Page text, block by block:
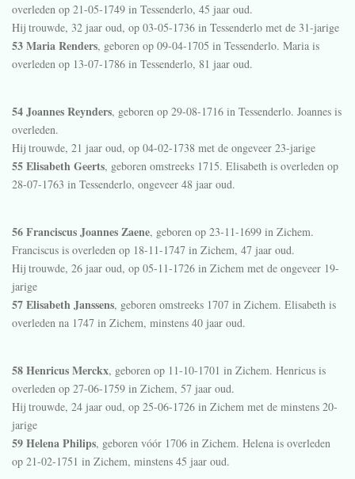
overleden op 21-05-1749 in Tessenderlo, 45 jaar oud.
Hij trouwde, 32 jaar oud, op 03-05-1736 in Tessenderlo met de 31-jarige
53 Maria Renders, geboren op 09-04-1705 in Tessenderlo. Maria is
overleden op 13-07-1786 in Tessenderlo, 81 jaar oud.
54 Joannes Reynders, geboren op 29-08-1716 in Tessenderlo. Joannes is
overleden.
Hij trouwde, 21 jaar oud, op 04-02-1738 met de ongeveer 23-jarige
55 Elisabeth Geerts, geboren omstreeks 1715. Elisabeth is overleden op
28-07-1763 in Tessenderlo, ongeveer 48 jaar oud.
56 Franciscus Joannes Zaene, geboren op 23-11-1699 in Zichem.
Franciscus is overleden op 18-11-1747 in Zichem, 47 jaar oud.
Hij trouwde, 26 jaar oud, op 05-11-1726 in Zichem met de ongeveer 19-
jarige
57 Elisabeth Janssens, geboren omstreeks 1707 in Zichem. Elisabeth is
overleden na 1747 in Zichem, minstens 40 jaar oud.
58 Henricus Merckx, geboren op 11-10-1701 in Zichem. Henricus is
overleden op 27-06-1759 in Zichem, 57 jaar oud.
Hij trouwde, 24 jaar oud, op 25-06-1726 in Zichem met de minstens 20-
jarige
59 Helena Philips, geboren vóór 1706 in Zichem. Helena is overleden
op 21-02-1751 in Zichem, minstens 45 jaar oud.